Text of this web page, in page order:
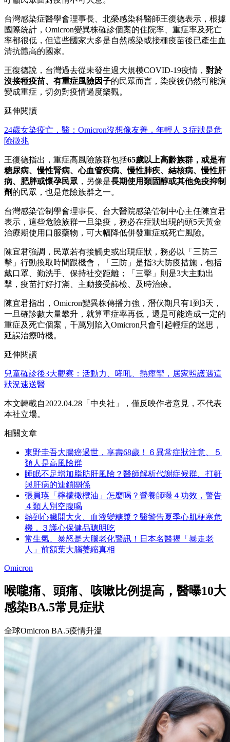
台灣感染症醫學會理事長、北榮感染科醫師王復德表示，根據
國際統計，Omicron變異株確診個案的住院率、重症率及死亡
率都很低，但這些國家大多是自然感染或接種疫苗後已產生血
清抗體高的國家。
王復德說，台灣過去從未發生過大規模COVID-19疫情， 對於
沒接種疫苗、有重症風險因子的民眾而言，染疫後仍然可能演
變成重症，切勿對疫情過度樂觀。
延伸閱讀
24歲女染疫亡，醫：Omicron沒想像友善，年輕人３症狀是危
險徵兆
王復德指出，重症高風險族群包括65歲以上高齡族群，或是有
糖尿病、慢性腎病、心血管疾病、慢性肺疾、結核病、慢性肝
病、肥胖或懷孕民眾 ，另像是長期使用類固醇或其他免疫抑制
劑的民眾，也是危險族群之一。
台灣感染管制學會理事長、台大醫院感染管制中心主任陳宜君
表示，這些危險族群一旦染疫，務必在症狀出現的頭5天黃金
治療期使用口服藥物，可大幅降低併發重症或死亡風險。
陳宜君強調，民眾若有接觸史或出現症狀，務必以「三防三
擊」行動換取時間跟機會，「三防」是指3大防疫措施，包括
戴口罩、勤洗手、保持社交距離；「三擊」則是3大主動出
擊，疫苗打好打滿、主動接受篩檢、及時治療。
陳宜君指出，Omicron變異株傳播力強，潛伏期只有1到3天，
一旦確診數大量攀升，就算重症率再低，還是可能造成一定的
重症及死亡個案，千萬別陷入Omicron只會引起輕症的迷思，
延誤治療時機。
延伸閱讀
兒童確診後3大觀察：活動力、哮吼、熱痙攣，居家照護遇這
狀況速送醫
本文轉載自2022.04.28「中央社」，僅反映作者意見，不代表
本社立場。
相關文章
東野圭吾大腸癌過世，享壽68歲！６異常症狀注意、５
類人是高風險群
睡眠不足增加脂肪肝風險？醫師解析代謝症候群、打鼾
與肝病的連鎖關係
張員瑛「檸檬橄欖油」怎麼喝？營養師曝４功效，警告
４類人別空腹喝
熱到心臟開大火、血液變糖漿？醫警告夏季心肌梗塞危
機，３護心保健品聰明吃
常生氣、暴怒是大腦老化警訊！日本名醫揭「暴走老
人」前額葉大腦萎縮真相
Omicron
喉嚨痛、頭痛、咳嗽比例提高，醫曝10大
感染BA.5常見症狀
全球Omicron BA.5疫情升溫